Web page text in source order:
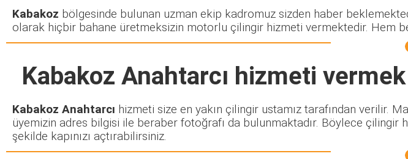
Kabakoz bölgesinde bulunan uzman ekip kadromuz sizden haber
olarak hiçbir bahane üretmeksizin motorlu çilingir hizmeti vermektedir. Hem
Kabakoz Anahtarcı hizmeti
Kabakoz Anahtarcı hizmeti size en yakın çilingir ustamız tarafından verilir.
üyemizin adres bilgisi ile beraber fotoğrafı da bulunmaktadır. Böylece
şekilde kapınızı açtırabilirsiniz.